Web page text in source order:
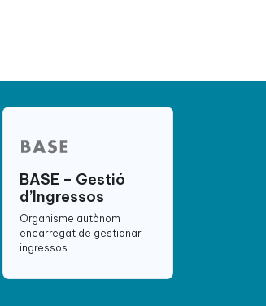
BASE – Gestió
d’Ingressos
Organisme autònom
encarregat de gestionar
ingressos.